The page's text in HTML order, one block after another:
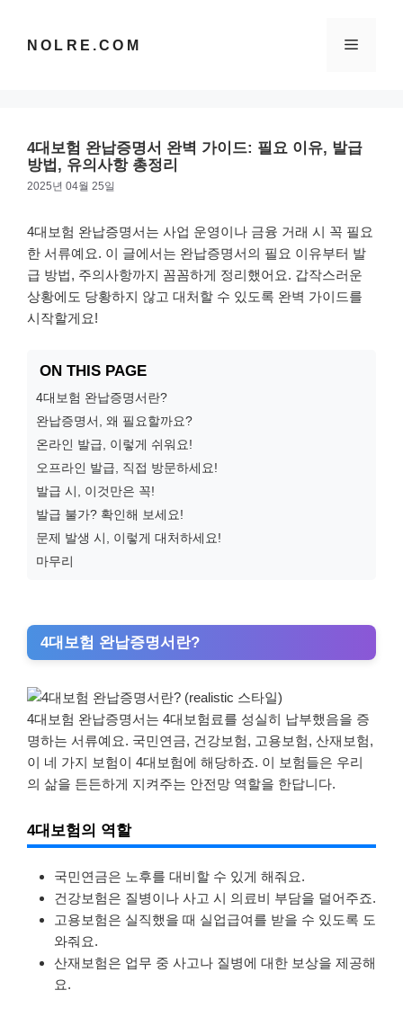
NOLRE.COM 메
4대보험 완납증명서 완벽 가이드: 필요 이유, 발급
방법, 유의사항 총정리
2025년 04월 25일
4대보험 완납증명서는 사업 운영이나 금융 거래 시 꼭 필요
한 서류예요. 이 글에서는 완납증명서의 필요 이유부터 발
급 방법, 주의사항까지 꼼꼼하게 정리했어요. 갑작스러운
상황에도 당황하지 않고 대처할 수 있도록 완벽 가이드를
시작할게요!
ON THIS PAGE
4대보험 완납증명서란?
완납증명서, 왜 필요할까요?
온라인 발급, 이렇게 쉬워요!
오프라인 발급, 직접 방문하세요!
발급 시, 이것만은 꼭!
발급 불가? 확인해 보세요!
문제 발생 시, 이렇게 대처하세요!
마무리
4대보험 완납증명서란?
4대보험 완납증명서는 4대보험료를 성실히 납부했음을 증
명하는 서류예요. 국민연금, 건강보험, 고용보험, 산재보험,
이 네 가지 보험이 4대보험에 해당하죠. 이 보험들은 우리
의 삶을 든든하게 지켜주는 안전망 역할을 한답니다.
4대보험의 역할
국민연금은 노후를 대비할 수 있게 해줘요.
건강보험은 질병이나 사고 시 의료비 부담을 덜어주죠.
고용보험은 실직했을 때 실업급여를 받을 수 있도록 도
와줘요.
산재보험은 업무 중 사고나 질병에 대한 보상을 제공해
요.